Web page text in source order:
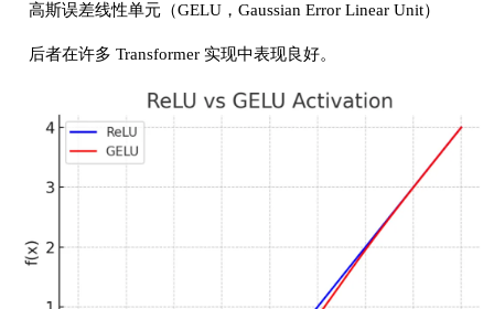
高斯误差线性单元（GELU，Gaussian Error Linear Unit）
后者在许多 Transformer 实现中表现良好。